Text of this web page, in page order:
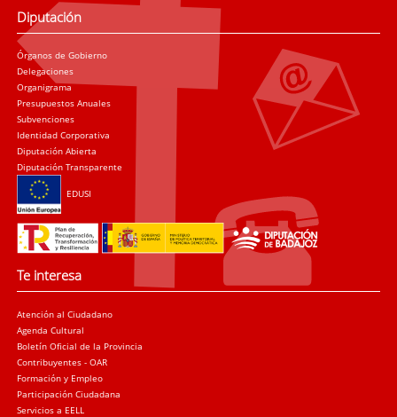
Diputación
Órganos de Gobierno
Delegaciones
Organigrama
Presupuestos Anuales
Subvenciones
Identidad Corporativa
Diputación Abierta
Diputación Transparente
EDUSI
Te interesa
Atención al Ciudadano
Agenda Cultural
Boletín Oficial de la Provincia
Contribuyentes - OAR
Formación y Empleo
Participación Ciudadana
Servicios a EELL